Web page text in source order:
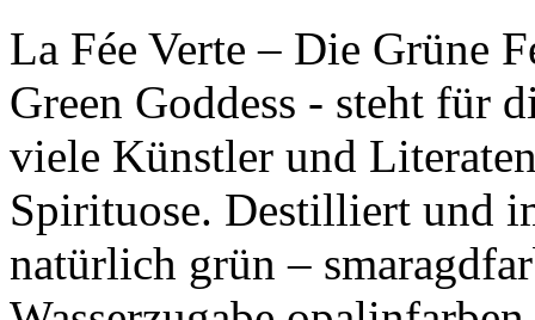
La Fée Verte – Die Grüne
Green Goddess - steht für
viele Künstler und
Spirituose. Destilliert und
natürlich grün –